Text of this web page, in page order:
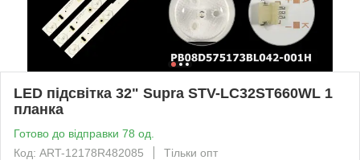
LED підсвітка 32" Supra STV-LC32ST660WL 1
планка
Готово до відправки 78 од.
Код: ART-12178R482085
Тільки опт